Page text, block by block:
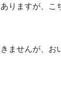
りますが、こ
ませんが、お